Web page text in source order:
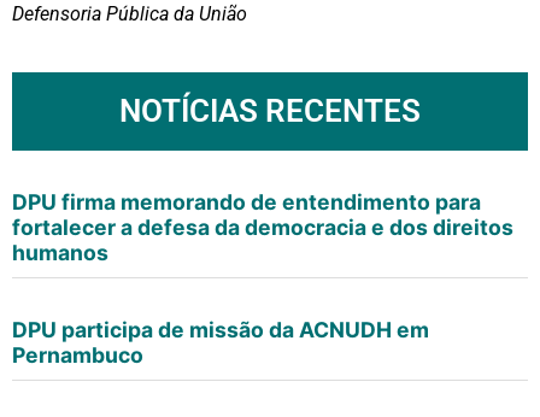
Defensoria Pública da União
NOTÍCIAS RECENTES
DPU firma memorando de entendimento para
fortalecer a defesa da democracia e dos direitos
humanos
DPU participa de missão da ACNUDH em
Pernambuco